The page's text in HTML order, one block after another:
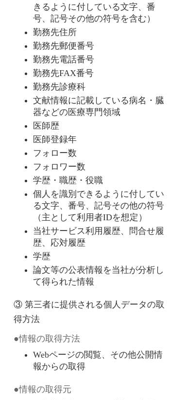
きるように付している文字、番
号、記号その他の符号を含む）
勤務先住所
勤務先郵便番号
勤務先電話番号
勤務先FAX番号
勤務先診療科
文献情報に記載している病名・臓
器などの医療専門領域
医師歴
医師登録年
フォロー数
フォロワー数
学歴・職歴・役職
個人を識別できるように付してい
る文字、番号、記号その他の符号
（主として利用者IDを想定）
当社サービス利用履歴、問合せ履
歴、応対履歴
学歴
論文等の公表情報を当社が分析し
て得られた情報
③ 第三者に提供される個人データの取
得方法
●情報の取得方法
Webページの閲覧、その他公開情
報からの取得
●情報の取得元